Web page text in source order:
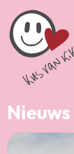
Nieuws